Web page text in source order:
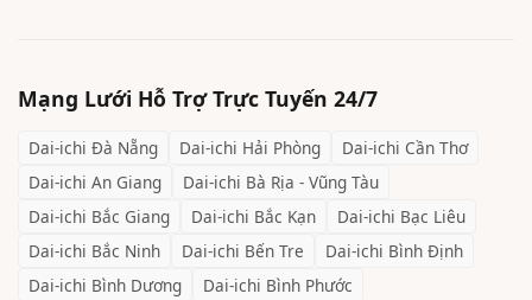
Mạng Lưới Hỗ Trợ Trực Tuyến 24/7
Dai-ichi Đà Nẵng Dai-ichi Hải Phòng Dai-ichi Cần Thơ
Dai-ichi An Giang Dai-ichi Bà Rịa - Vũng Tàu
Dai-ichi Bắc Giang Dai-ichi Bắc Kạn Dai-ichi Bạc Liêu
Dai-ichi Bắc Ninh Dai-ichi Bến Tre Dai-ichi Bình Định
Dai-ichi Bình Dương Dai-ichi Bình Phước